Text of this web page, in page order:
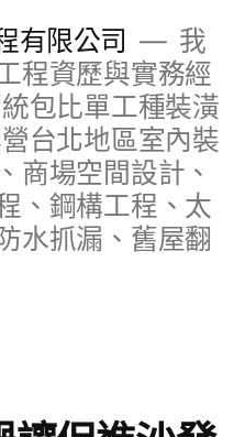
有限公司
我
程資歷與實務經
包比單工種裝潢
台北地區室內裝
商場空間設計、
、鋼構工程、太
水抓漏、舊屋翻